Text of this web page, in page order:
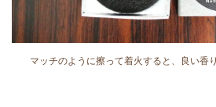
マッチのように擦って着火すると、良い香